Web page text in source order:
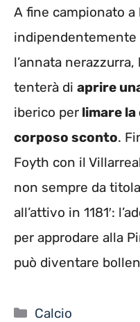
A fine campionato a
indipendentemente
l’annata
tenterà di aprire
iberico per limare
corposo sconto.
Foyth con il
non sempre da
all’attivo in 1181′:
per approdare alla
può diventare
Categorie
Calcio